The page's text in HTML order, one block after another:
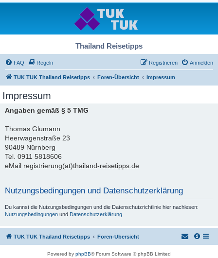
Thailand Reisetipps
FAQ Regeln Anmelden
Registrieren
TUK TUK Thailand Reisetipps Foren-Übersicht Impressum
Impressum
Angaben gemäß § 5 TMG
Thomas Glumann
Heerwagenstraße 23
90489 Nürnberg
Tel. 0911 5818606
eMail registrierung(at)thailand-reisetipps.de
Nutzungsbedingungen und Datenschutzerklärung
Du kannst die Nutzungsbedingungen und die Datenschutzrichtlinie hier nachlesen:
Nutzungsbedingungen und Datenschutzerklärung
TUK TUK Thailand Reisetipps Foren-Übersicht
Powered by phpBB® Forum Software © phpBB Limited